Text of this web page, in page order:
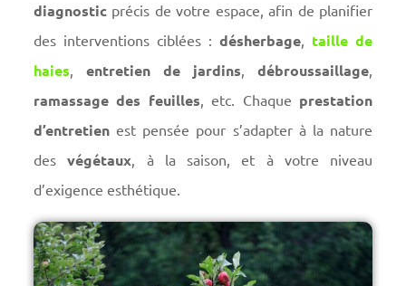
diagnostic précis de votre espace, afin de planifier
des interventions ciblées : désherbage, taille de
haies, entretien de jardins, débroussaillage,
ramassage des feuilles, etc. Chaque prestation
d’entretien est pensée pour s’adapter à la nature
desvégétaux, à la saison, et à votre niveau
d’exigence esthétique.